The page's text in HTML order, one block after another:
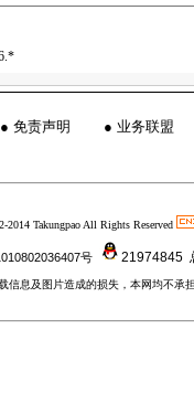
免责声明 ● 业务联盟
Takungpao All Rights Reserved
号 21974845
息及图片造成的损失，本网均不